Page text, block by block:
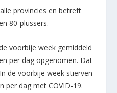
provincies en betreft
80-plussers.
voorbije week gemiddeld
per dag opgenomen. Dat
de voorbije week stierven
per dag met COVID-19.